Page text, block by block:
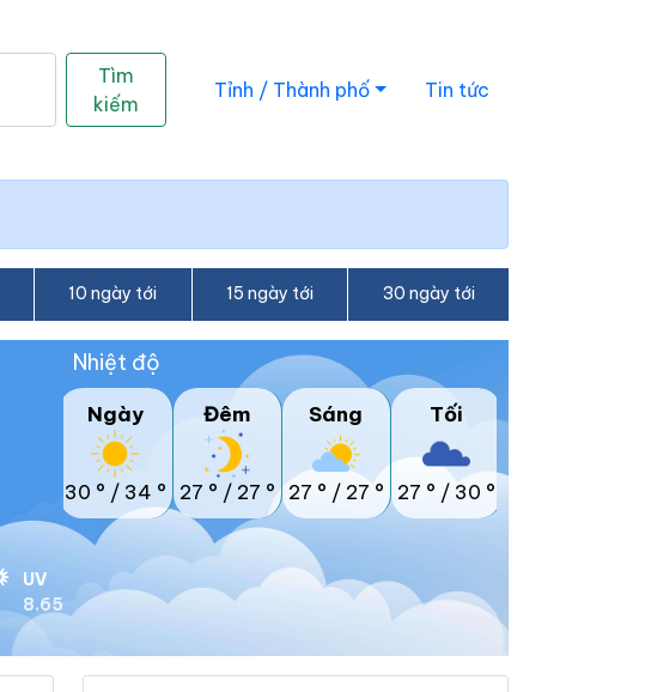
Tìm
kiếm
Tỉnh / Thành phố Tin tức
10 ngày tới 15 ngày tới 30 ngày tới
UV
8.65
Nhiệt độ
Ngày
30 ° / 34 °
Đêm
27 ° / 27 °
Sáng
27 ° / 27 °
Tối
27 ° / 30 °